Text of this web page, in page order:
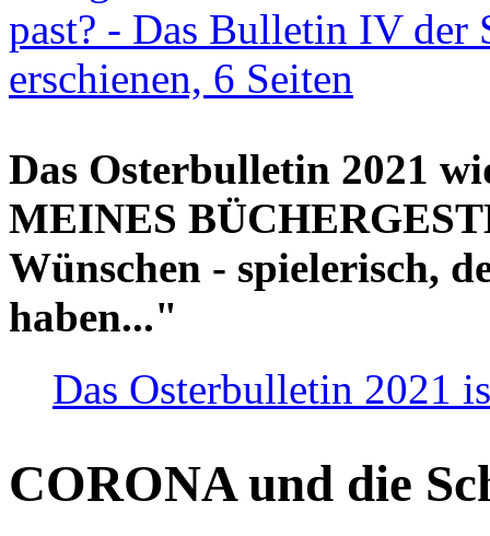
past? - Das Bulletin IV der
erschienen, 6 Seiten
Das Osterbulletin 2021
MEINES
Wünschen - spielerisch,
haben..."
Das Osterbulletin 2021
CORONA und die